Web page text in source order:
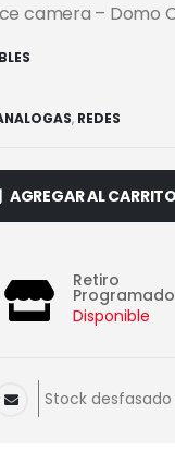
camera – Domo
, REDES
AGREGAR AL CARRITO
Retiro
Programado
Disponible
Stock